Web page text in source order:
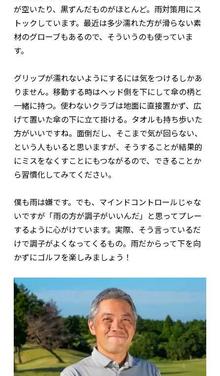
が空いたり、黒ずんだものがほとんど。雨対策用にス
トックしています。最近は多少濡れた方が滑らない素
材のグローブもあるので、そういうのも使っていま
す。
グリップが濡れないようにするには気をつけるしかあ
りません。移動する時はヘッド側を下にして傘の柄と
一緒に持つ。使わないクラブは地面に直接置かず、広
げて置いた傘の下に立て掛ける。タオルも持ち歩いた
方がいいですね。面倒だし、そこまで気が回らない、
という人もいると思いますが、そうすることが結果的
にミスをなくすことにもつながるので、できることか
ら習慣化してみてください。
僕も雨は嫌です。でも、マインドコントロールじゃな
いですが「雨の方が調子がいいんだ」と思ってプレー
するように心がけています。実際、そう言っているだ
けで調子がよくなってくるもの。雨だからって下を向
かずにゴルフを楽しみましょう！